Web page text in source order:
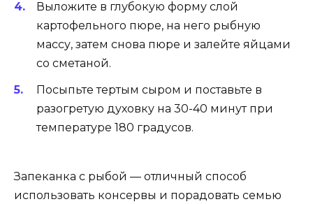
Выложите в глубокую форму слой
картофельного пюре, на него рыбную
массу, затем снова пюре и залейте яйцами
со сметаной.
Посыпьте тертым сыром и поставьте в
разогретую духовку на 30-40 минут при
температуре 180 градусов.
Запеканка с рыбой — отличный способ
использовать консервы и порадовать семью